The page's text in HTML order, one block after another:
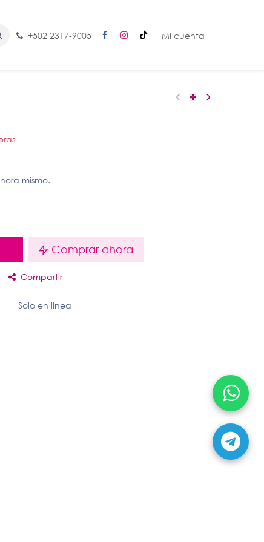
+502 2317-9005 Mi cuenta
mismo.
Comprar ahora
Compartir
Solo en linea